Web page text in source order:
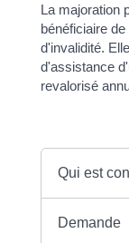
La majoration
bénéficiaire
d'invalidité.
d'assistance
revalorisé
Qui est
Demande